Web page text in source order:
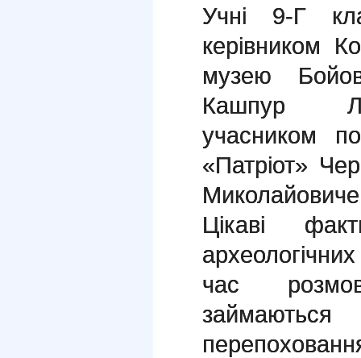
Учні 9-Г
керівником
музею
Кашпур
учасником
«Патріот»
Цікаві
час